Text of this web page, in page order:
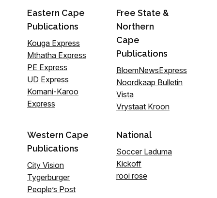
Eastern Cape
Publications
Kouga Express
Mthatha Express
PE Express
UD Express
Komani-Karoo
Express
Free State &
Northern
Cape
Publications
BloemNewsExpress
Noordkaap Bulletin
Vista
Vrystaat Kroon
Western Cape
Publications
City Vision
Tygerburger
People’s Post
National
Soccer Laduma
Kickoff
rooi rose